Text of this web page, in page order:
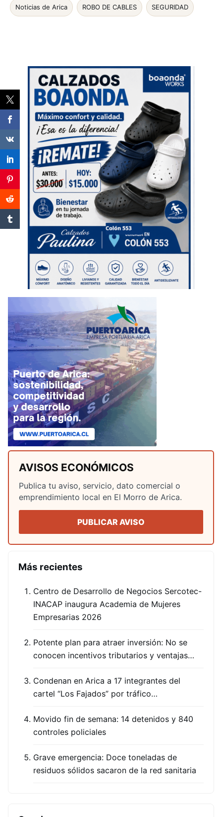
Noticias de Arica ROBO DE CABLES SEGURIDAD
AVISOS ECONÓMICOS
Publica tu aviso, servicio, dato comercial o
emprendimiento local en El Morro de Arica.
PUBLICAR AVISO
Más recientes
Centro de Desarrollo de Negocios Sercotec-
INACAP inaugura Academia de Mujeres
Empresarias 2026
Potente plan para atraer inversión: No se
conocen incentivos tributarios y ventajas…
Condenan en Arica a 17 integrantes del
cartel “Los Fajados” por tráfico…
Movido fin de semana: 14 detenidos y 840
controles policiales
Grave emergencia: Doce toneladas de
residuos sólidos sacaron de la red sanitaria